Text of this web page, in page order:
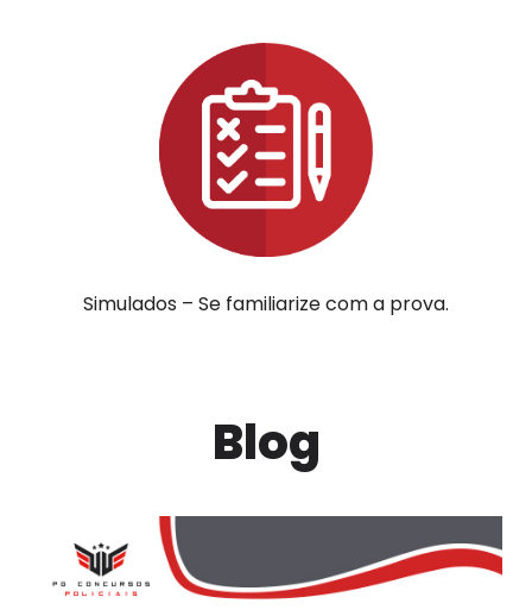
Simulados – Se familiarize com a prova.
Blog